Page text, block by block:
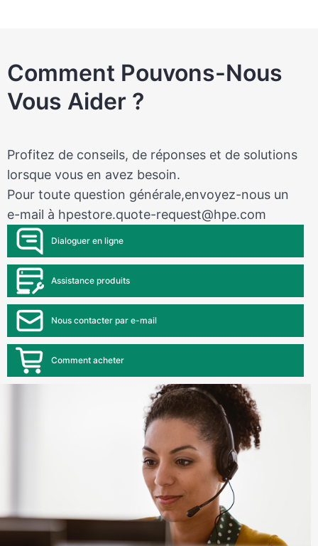
Comment Pouvons-Nous
Vous Aider ?
Profitez de conseils, de réponses et de solutions
lorsque vous en avez besoin.
Pour toute question générale,envoyez-nous un
e-mail à hpestore.quote-request@hpe.com
Dialoguer en ligne
Assistance produits
Nous contacter par e-mail
Comment acheter